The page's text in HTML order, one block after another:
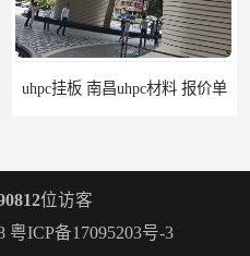
uhpc挂板 南昌uhpc材料 报价单
位访客
粤ICP备17095203号-3